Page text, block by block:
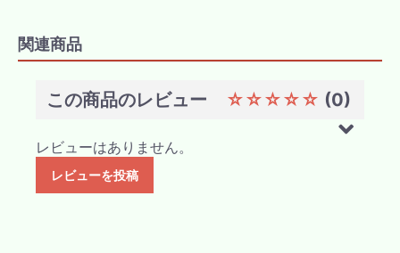
関連商品
この商品のレビュー ☆☆☆☆☆ (0)
レビューはありません。
レビューを投稿